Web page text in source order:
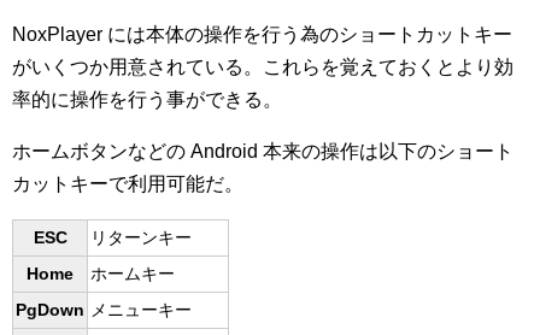
NoxPlayer には本体の操作を行う為のショートカットキー
がいくつか用意されている。これらを覚えておくとより効
率的に操作を行う事ができる。
ホームボタンなどの Android 本来の操作は以下のショート
カットキーで利用可能だ。
ESC
リターンキー
Home
ホームキー
PgDown
メニューキー